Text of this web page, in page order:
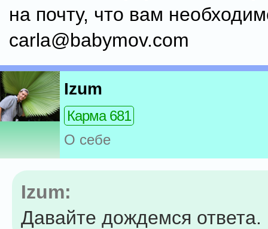
на почту, что вам
carla@babymov.com
Izum
Карма 681
О себе
Izum:
Давайте дождемся ответа.